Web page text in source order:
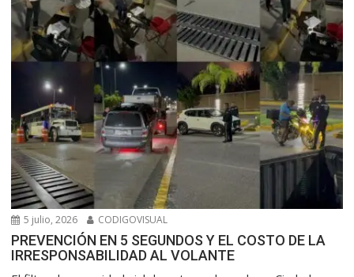
5 julio, 2026 CODIGOVISUAL
PREVENCIÓN EN 5 SEGUNDOS Y EL COSTO DE LA
IRRESPONSABILIDAD AL VOLANTE